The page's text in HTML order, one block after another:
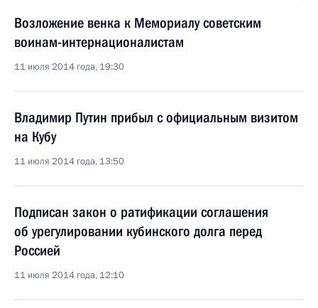
Возложение венка к Мемориалу советским
воинам-интернационалистам
11 июля 2014 года, 19:30
Владимир Путин прибыл с официальным визитом
на Кубу
11 июля 2014 года, 13:50
Подписан закон о ратификации соглашения
об урегулировании кубинского долга перед
Россией
11 июля 2014 года, 12:10